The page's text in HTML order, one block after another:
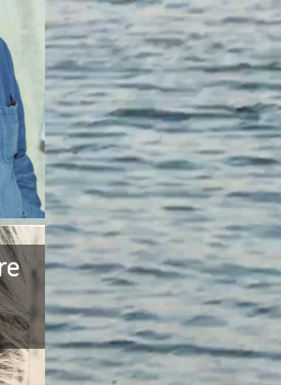
Adieu Patrice de Colmont
D’habitude lorsque j’écris un
texte pour rendre hommage à
un ami qui vient de mourir, je